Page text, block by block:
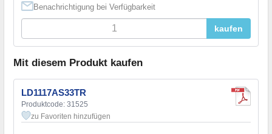
Benachrichtigung bei Verfügbarkeit
kaufen
Mit diesem Produkt kaufen
LD1117AS33TR
Produktcode: 31525
zu Favoriten hinzufügen